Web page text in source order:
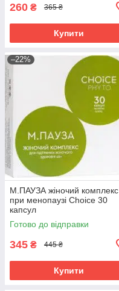
260 ₴ 365 ₴
Купити
–22%
М.ПАУЗА жіночий комплекс
при менопаузі Choice 30
капсул
Готово до відправки
345 ₴ 445 ₴
Купити